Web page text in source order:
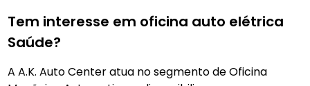
Tem interesse em oficina auto elétrica
Saúde?
A A.K. Auto Center atua no segmento de Oficina